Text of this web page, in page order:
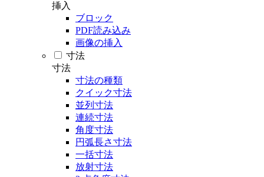
挿入
ブロック
PDF読み込み
画像の挿入
寸法
寸法
寸法の種類
クイック寸法
並列寸法
連続寸法
角度寸法
円弧長さ寸法
一括寸法
放射寸法